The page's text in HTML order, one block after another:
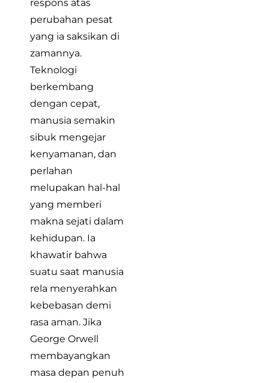
respons atas
perubahan pesat
yang ia saksikan di
zamannya.
Teknologi
berkembang
dengan cepat,
manusia semakin
sibuk mengejar
kenyamanan, dan
perlahan
melupakan hal-hal
yang memberi
makna sejati dalam
kehidupan. Ia
khawatir bahwa
suatu saat manusia
rela menyerahkan
kebebasan demi
rasa aman. Jika
George Orwell
membayangkan
masa depan penuh